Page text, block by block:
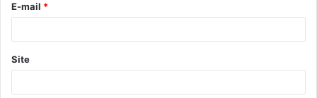
*
E-mail *
Site